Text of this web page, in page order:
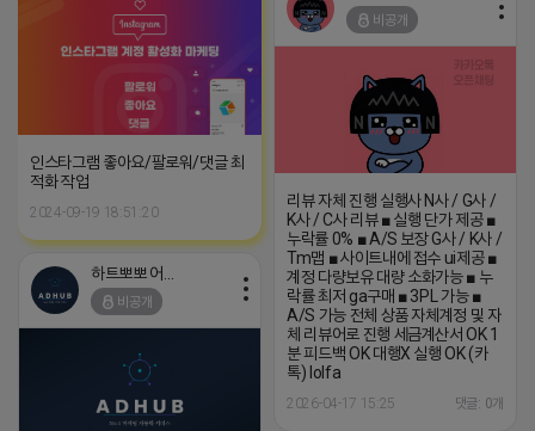
인스타그램 좋아요/팔로워/댓글 최
적화 작업
2024-09-19 18:51:20
비공개
리뷰 자체 진행 실행사 N사 / G사 /
K사 / C사 리뷰 ■ 실행 단가 제공 ■
누락률 0% ■ A/S 보장 G사 / K사 /
Tm맵 ■ 사이트내에 접수 ui제공 ■
계정 다량보유 대량 소화가능 ■ 누
락률 최저 ga구매 ■ 3PL 가능 ■
A/S 가능 전체 상품 자체계정 및 자
체 리뷰어로 진행 세금계산서 OK 1
분 피드백 OK 대행X 실행 OK (카
톡) lolfa
2026-04-17 15:25 댓글: 0개
비공개